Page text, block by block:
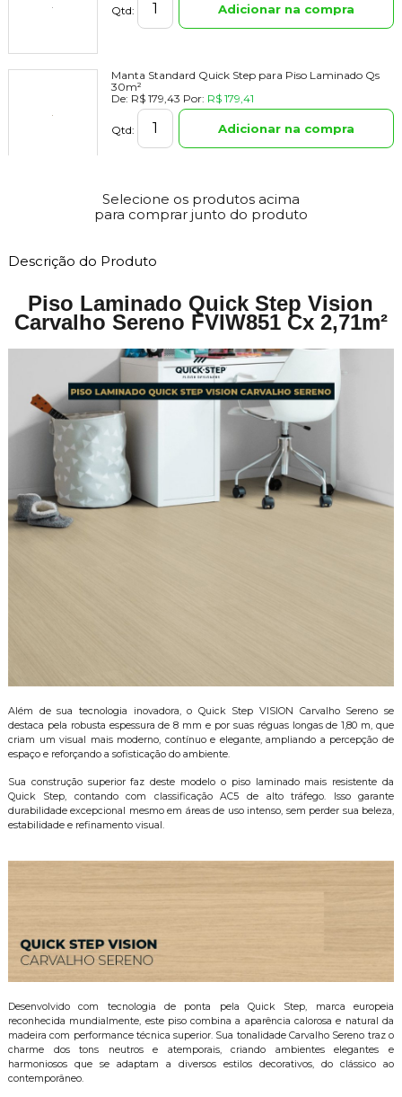
Qtd: Adicionar na compra
Manta Standard Quick Step para Piso Laminado Qs
30m²
De: R$ 179,43 Por: R$ 179,41
Qtd: Adicionar na compra
Selecione os produtos acima
para comprar junto do produto
Descrição do Produto
Piso Laminado Quick Step Vision
Carvalho Sereno FVIW851 Cx 2,71m²
Além de sua tecnologia inovadora, o Quick Step VISION Carvalho Sereno se
destaca pela robusta espessura de 8 mm e por suas réguas longas de 1,80 m, que
criam um visual mais moderno, contínuo e elegante, ampliando a percepção de
espaço e reforçando a sofisticação do ambiente.
Sua construção superior faz deste modelo o piso laminado mais resistente da
Quick Step, contando com classificação AC5 de alto tráfego. Isso garante
durabilidade excepcional mesmo em áreas de uso intenso, sem perder sua beleza,
estabilidade e refinamento visual.
Desenvolvido com tecnologia de ponta pela Quick Step, marca europeia
reconhecida mundialmente, este piso combina a aparência calorosa e natural da
madeira com performance técnica superior. Sua tonalidade Carvalho Sereno traz o
charme dos tons neutros e atemporais, criando ambientes elegantes e
harmoniosos que se adaptam a diversos estilos decorativos, do clássico ao
contemporâneo.